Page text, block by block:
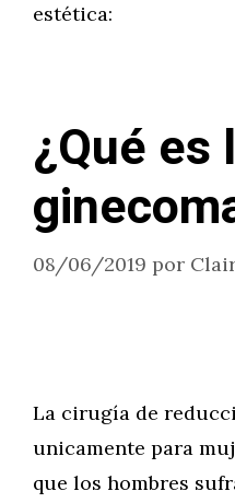
estética:
¿Qué es
08/06/2019 por
La cirugía de
unicamente para
que los hombres